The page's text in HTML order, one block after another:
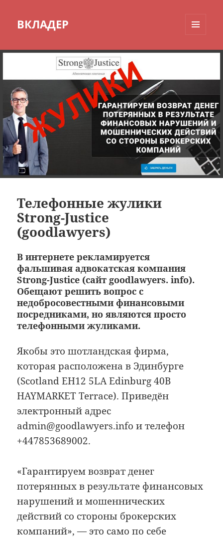
ВКЛАДЕР
Телефонные жулики
Strong-Justice
(goodlawyers)
В интернете рекламируется
фальшивая адвокатская компания
Strong-Justice (сайт goodlawyers. info).
Обещают решить вопрос с
недобросовестными финансовыми
посредниками, но являются просто
телефонными жуликами.
Якобы это шотландская фирма,
которая расположена в Эдинбурге
(Scotland EH12 5LA Edinburg 40B
HAYMARKET Terrace). Приведён
электронный адрес
admin@goodlawyers.info и телефон
+447853689002.
«Гарантируем возврат денег
потерянных в результате финансовых
нарушений и мошеннических
действий со стороны брокерских
компаний», — это само по себе